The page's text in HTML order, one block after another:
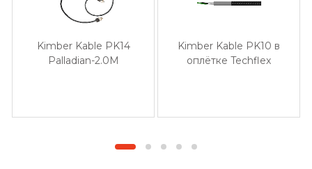
Kimber Kable PK14
Palladian-2.0M
Kimber Kable PK10 в
оплётке Techflex